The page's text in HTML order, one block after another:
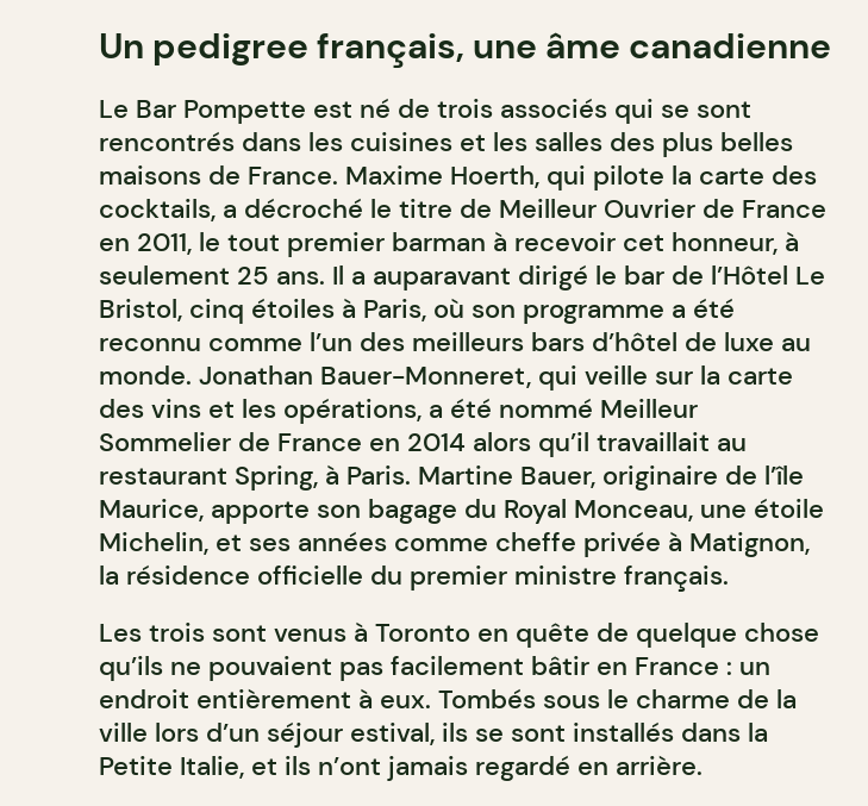
Un pedigree français, une âme canadienne
Le Bar Pompette est né de trois associés qui se sont
rencontrés dans les cuisines et les salles des plus belles
maisons de France. Maxime Hoerth, qui pilote la carte des
cocktails, a décroché le titre de Meilleur Ouvrier de France
en 2011, le tout premier barman à recevoir cet honneur, à
seulement 25 ans. Il a auparavant dirigé le bar de l’Hôtel Le
Bristol, cinq étoiles à Paris, où son programme a été
reconnu comme l’un des meilleurs bars d’hôtel de luxe au
monde. Jonathan Bauer-Monneret, qui veille sur la carte
des vins et les opérations, a été nommé Meilleur
Sommelier de France en 2014 alors qu’il travaillait au
restaurant Spring, à Paris. Martine Bauer, originaire de l’île
Maurice, apporte son bagage du Royal Monceau, une étoile
Michelin, et ses années comme cheffe privée à Matignon,
la résidence officielle du premier ministre français.
Les trois sont venus à Toronto en quête de quelque chose
qu’ils ne pouvaient pas facilement bâtir en France : un
endroit entièrement à eux. Tombés sous le charme de la
ville lors d’un séjour estival, ils se sont installés dans la
Petite Italie, et ils n’ont jamais regardé en arrière.